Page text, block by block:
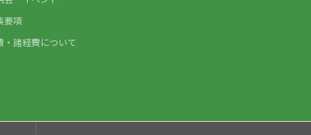
要項
・諸経費について